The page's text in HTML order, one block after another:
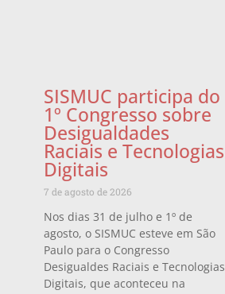
SISMUC participa do
1º Congresso sobre
Desigualdades
Raciais e Tecnologias
Digitais
7 de agosto de 2026
Nos dias 31 de julho e 1º de
agosto, o SISMUC esteve em São
Paulo para o Congresso
Desigualdes Raciais e Tecnologias
Digitais, que aconteceu na